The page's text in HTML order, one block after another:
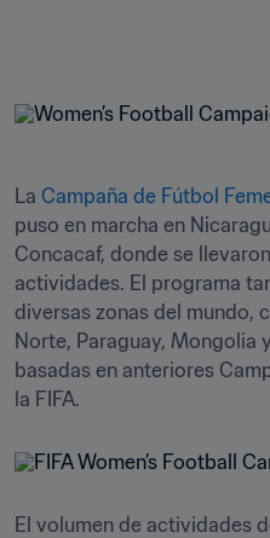
La Campaña de Fútbol
puso en marcha en
Concacaf, donde se
actividades. El programa
diversas zonas del mundo,
Norte, Paraguay, Mongolia
basadas en anteriores
la FIFA.
El volumen de actividades